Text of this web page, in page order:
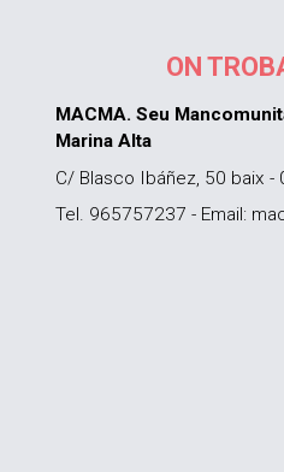
ON
MACMA. Seu
Marina Alta
C/ Blasco Ibáñez, 50 baix -
Tel. 965757237 - Email: